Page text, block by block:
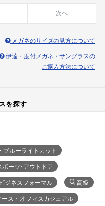
次へ
メガネのサイズの見方について
伊達・度付メガネ・サングラスの
ご購入方法について
を探す
ブルーライトカット
ポーツ･アウトドア
ジネスフォーマル 高級
ース・オフィスカジュアル